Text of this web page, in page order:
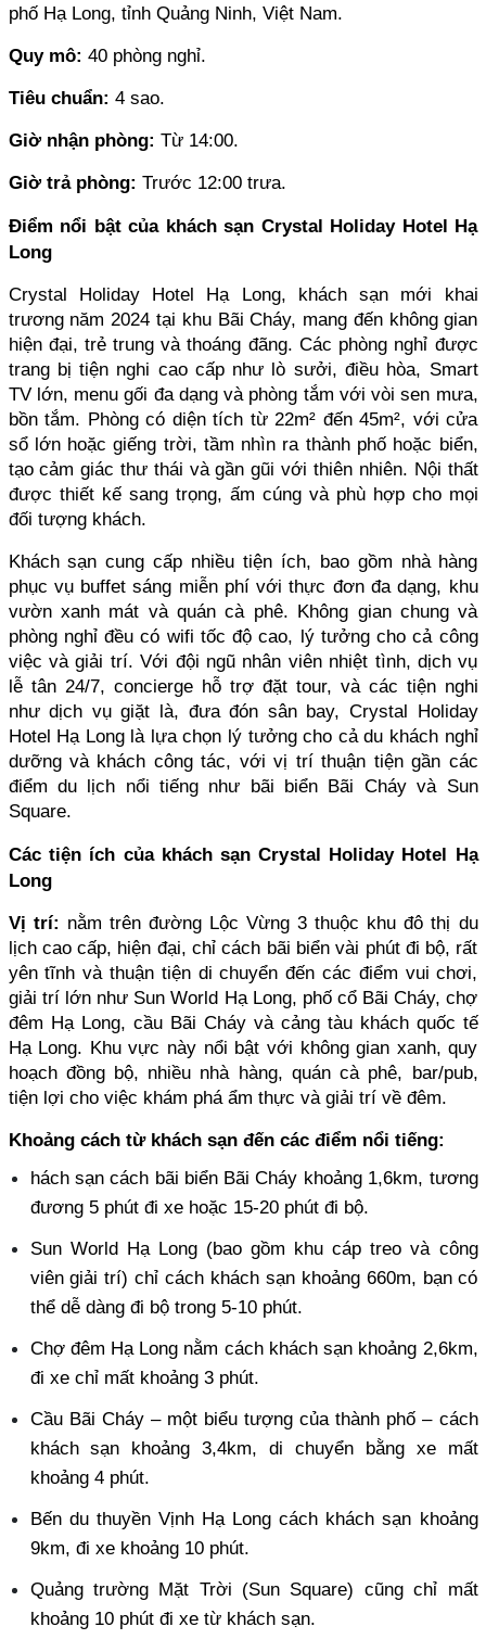
phố Hạ Long, tỉnh Quảng Ninh, Việt Nam.
Quy mô: 40 phòng nghỉ.
Tiêu chuẩn: 4 sao.
Giờ nhận phòng: Từ 14:00.
Giờ trả phòng: Trước 12:00 trưa.
Điểm nổi bật của khách sạn Crystal Holiday Hotel Hạ
Long
Crystal Holiday Hotel Hạ Long, khách sạn mới khai
trương năm 2024 tại khu Bãi Cháy, mang đến không gian
hiện đại, trẻ trung và thoáng đãng. Các phòng nghỉ được
trang bị tiện nghi cao cấp như lò sưởi, điều hòa, Smart
TV lớn, menu gối đa dạng và phòng tắm với vòi sen mưa,
bồn tắm. Phòng có diện tích từ 22m² đến 45m², với cửa
sổ lớn hoặc giếng trời, tầm nhìn ra thành phố hoặc biển,
tạo cảm giác thư thái và gần gũi với thiên nhiên. Nội thất
được thiết kế sang trọng, ấm cúng và phù hợp cho mọi
đối tượng khách.
Khách sạn cung cấp nhiều tiện ích, bao gồm nhà hàng
phục vụ buffet sáng miễn phí với thực đơn đa dạng, khu
vườn xanh mát và quán cà phê. Không gian chung và
phòng nghỉ đều có wifi tốc độ cao, lý tưởng cho cả công
việc và giải trí. Với đội ngũ nhân viên nhiệt tình, dịch vụ
lễ tân 24/7, concierge hỗ trợ đặt tour, và các tiện nghi
như dịch vụ giặt là, đưa đón sân bay, Crystal Holiday
Hotel Hạ Long là lựa chọn lý tưởng cho cả du khách nghỉ
dưỡng và khách công tác, với vị trí thuận tiện gần các
điểm du lịch nổi tiếng như bãi biển Bãi Cháy và Sun
Square.
Các tiện ích của khách sạn Crystal Holiday Hotel Hạ
Long
Vị trí: nằm trên đường Lộc Vừng 3 thuộc khu đô thị du
lịch cao cấp, hiện đại, chỉ cách bãi biển vài phút đi bộ, rất
yên tĩnh và thuận tiện di chuyển đến các điểm vui chơi,
giải trí lớn như Sun World Hạ Long, phố cổ Bãi Cháy, chợ
đêm Hạ Long, cầu Bãi Cháy và cảng tàu khách quốc tế
Hạ Long. Khu vực này nổi bật với không gian xanh, quy
hoạch đồng bộ, nhiều nhà hàng, quán cà phê, bar/pub,
tiện lợi cho việc khám phá ẩm thực và giải trí về đêm.
Khoảng cách từ khách sạn đến các điểm nổi tiếng:
hách sạn cách bãi biển Bãi Cháy khoảng 1,6km, tương
đương 5 phút đi xe hoặc 15-20 phút đi bộ.
Sun World Hạ Long (bao gồm khu cáp treo và công
viên giải trí) chỉ cách khách sạn khoảng 660m, bạn có
thể dễ dàng đi bộ trong 5-10 phút.
Chợ đêm Hạ Long nằm cách khách sạn khoảng 2,6km,
đi xe chỉ mất khoảng 3 phút.
Cầu Bãi Cháy – một biểu tượng của thành phố – cách
khách sạn khoảng 3,4km, di chuyển bằng xe mất
khoảng 4 phút.
Bến du thuyền Vịnh Hạ Long cách khách sạn khoảng
9km, đi xe khoảng 10 phút.
Quảng trường Mặt Trời (Sun Square) cũng chỉ mất
khoảng 10 phút đi xe từ khách sạn.